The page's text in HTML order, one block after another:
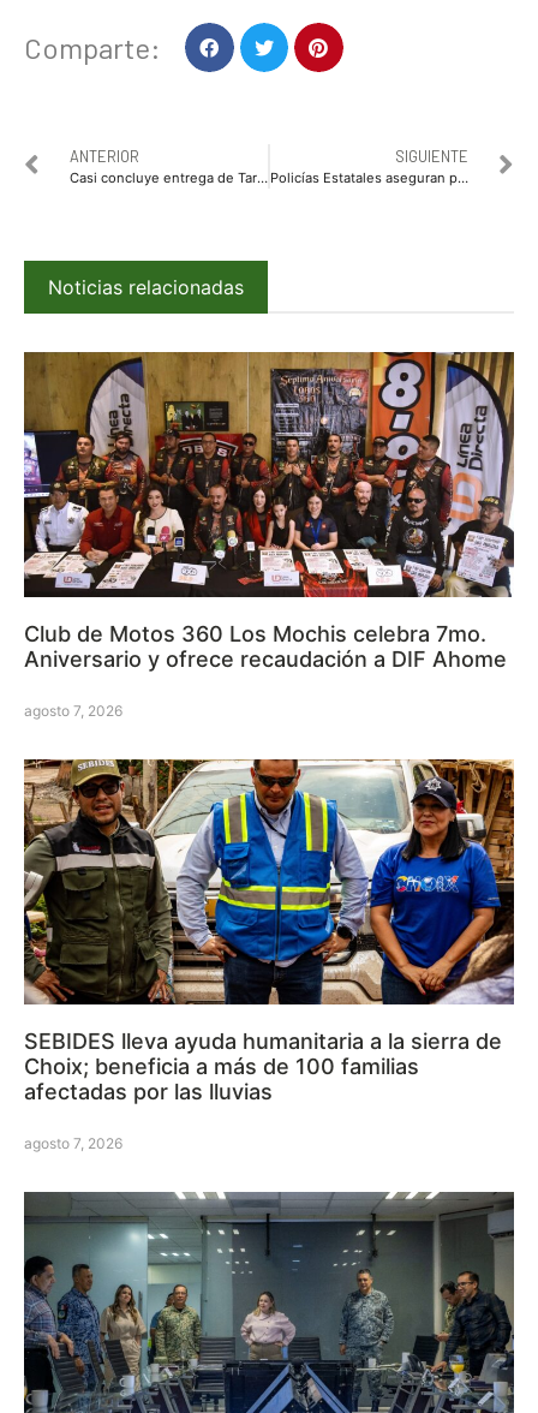
Comparte:
ANTERIOR
Casi concluye entrega de Tarjetas Alimentarias; van al 95 por ciento
SIGUIENTE
Policías Estatales aseguran plantío en Culiacán; podría tratarse de alguna droga
Noticias relacionadas
Club de Motos 360 Los Mochis celebra 7mo.
Aniversario y ofrece recaudación a DIF Ahome
agosto 7, 2026
SEBIDES lleva ayuda humanitaria a la sierra de
Choix; beneficia a más de 100 familias
afectadas por las lluvias
agosto 7, 2026